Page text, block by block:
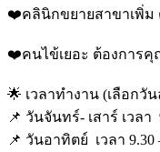
❤️คลินิกขยายสาขาเพิ่ม
❤️คนไข้เยอะ ต้องการ
🌟 เวลาทำงาน (เลือกวั
📌 วันจันทร์- เสาร์ เวลา
📌 วันอาทิตย์ เวลา 9.30